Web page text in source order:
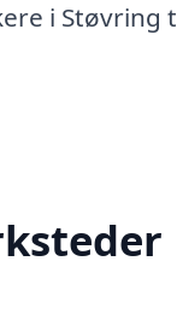
i Støvring